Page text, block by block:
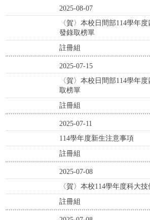
2025-08-07
〈賀〉本校日間部114學年
發錄取榜單
註冊組
2025-07-15
〈賀〉本校日間部114學年
取榜單
註冊組
2025-07-11
114學年度新生注意事項
註冊組
2025-07-08
〈賀〉本校114學年度科大
註冊組